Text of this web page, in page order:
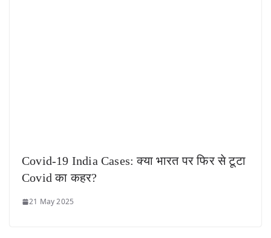
Covid-19 India Cases: क्या भारत पर फिर से टूटा
Covid का कहर?
21 May 2025